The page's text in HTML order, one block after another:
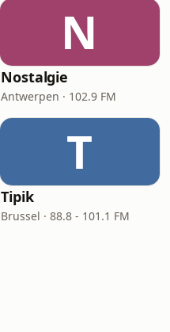
N
Nostalgie
Antwerpen · 102.9 FM
T
Tipik
Brussel · 88.8 - 101.1 FM